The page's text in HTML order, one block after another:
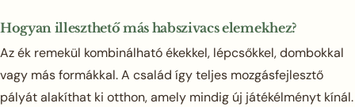
Hogyan illeszthető más habszivacs elemekhez?
Az ék remekül kombinálható ékekkel, lépcsőkkel, dombokkal
vagy más formákkal. A család így teljes mozgásfejlesztő
pályát alakíthat ki otthon, amely mindig új játékélményt kínál.